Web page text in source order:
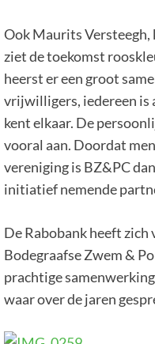
Ook Maurits
ziet de toekomst
heerst er een groot
vrijwilligers, iedereen is
kent elkaar. De
vooral aan. Doordat
vereniging is BZ&PC
initiatief nemende
De Rabobank heeft zich
Bodegraafse Zwem &
prachtige
waar over de jaren